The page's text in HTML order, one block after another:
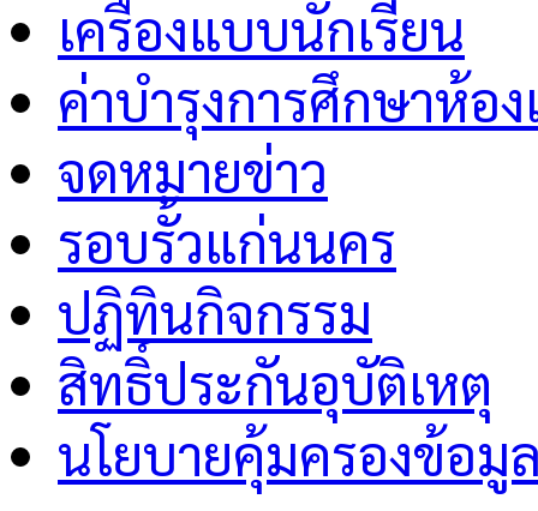
เครื่องแบบนักเรียน
ค่าบำรุงการศึกษาห้อ
จดหมายข่าว
รอบรั้วแก่นนคร
ปฏิทินกิจกรรม
สิทธิ์ประกันอุบัติเหตุ
นโยบายคุ้มครองข้อ